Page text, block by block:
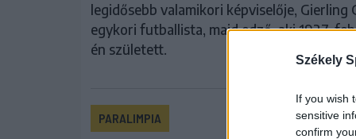
Székely
If you wish
sensitive
confirm
legidősebb valamikori képviselője, Gierling
egykori futballista, majd edző, aki 1927.
én született.
PARALIMPIA